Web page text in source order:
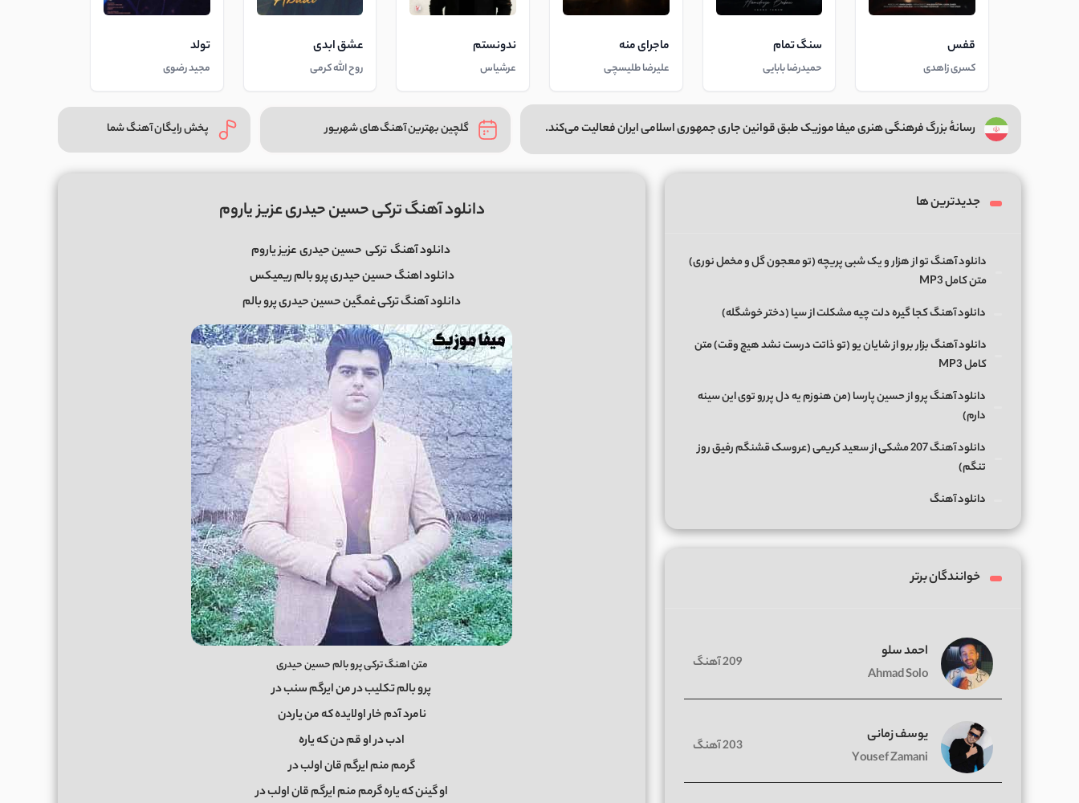
قفس
کسری زاهدی
سنگ تمام
حمیدرضا بابایی
ماجرای منه
علیرضا طلیسچی
ندونستم
عرشیاس
عشق ابدی
روح الله کرمی
تولد
مجید رضوی
رسانهٔ بزرگ فرهنگی هنری میفا موزیک طبق قوانین جاری جمهوری اسلامی ایران فعالیت می‌کند. گلچین بهترین آهنگ‌های شهریور پخش رایگان آهنگ شما
دانلود آهنگ ترکی حسین حیدری عزیز یاروم
دانلود آهنگترکی حسین حیدریعزیز یاروم
دانلود اهنگ حسین حیدری پرو بالم ریمیکس
دانلود آهنگ ترکی غمگین حسین حیدری پرو بالم
متن اهنگ ترکی پرو بالم حسین حیدری
پرو بالم تکلیب در من ایرگم سنب در
نامرد آدم خار اولایده که من یاردن
ادب در او قم دن که یاره
گرمم منم ایرگم قان اولب در
او گینن که یاره گرمم منم ایرگم قان اولب در
جدیدترین ها
دانلود آهنگ تو از هزار و یک شبی پریچه (تو معجون گل و مخمل نوری)
متن کامل MP3
دانلود آهنگ کجا گیره دلت چیه مشکلت از سیا (دختر خوشگله)
دانلود آهنگ بزار برو از شایان یو (تو ذاتت درست نشد هیچ وقت) متن
کامل MP3
دانلود آهنگ پرو از حسین پارسا (من هنوزم یه دل پررو توی این سینه
دارم)
دانلود آهنگ 207 مشکی از سعید کریمی (عروسک قشنگم رفیق روز
تنگم)
دانلود آهنگ
خوانندگان برتر
احمد سلو
Ahmad Solo
209 آهنگ
یوسف زمانی
Yousef Zamani
203 آهنگ